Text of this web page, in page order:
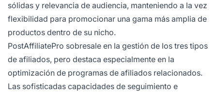
sólidas y relevancia de audiencia, manteniendo a la vez
flexibilidad para promocionar una gama más amplia de
productos dentro de su nicho.
PostAffiliatePro sobresale en la gestión de los tres tipos
de afiliados, pero destaca especialmente en la
optimización de programas de afiliados relacionados.
Las sofisticadas capacidades de seguimiento e